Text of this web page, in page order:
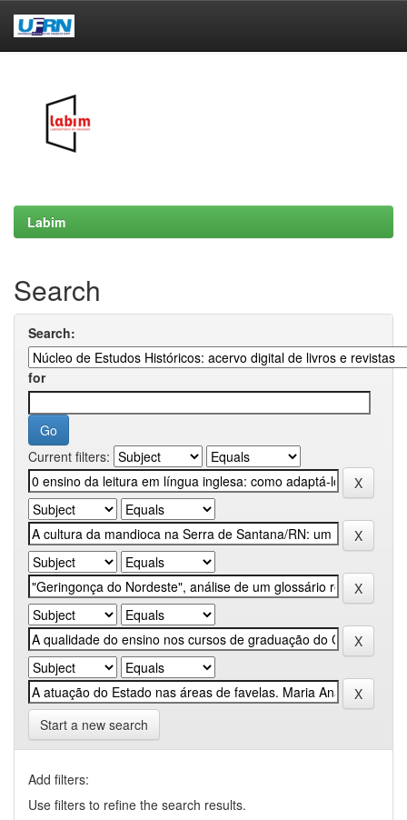
Labim
Search
Search:
for
Current filters:
Start a new search
Add filters:
Use filters to refine the search results.